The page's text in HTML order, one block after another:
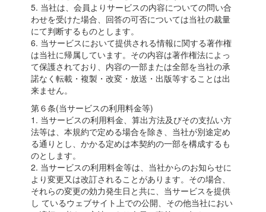
5. 当社は、会員よりサービスの内容についての問い合
わせを受けた場合、回答の可否については当社の裁量
にて判断するものとします。
6. 当サービスにおいて提供される情報に関する著作権
は当社に帰属しています。その内容は著作権法によっ
て保護されており、内容の一部または全部を当社の承
諾なく転載・複製・改変・放送・出版等することは出
来ません。
第６条(当サービスの利用料金等)
1. 当サービスの利用料金、算出方法及びその支払い方
法等は、本規約で定める場合を除き、当社が別途定め
る通りとし、かかる定めは本契約の一部を構成するも
のとします。
2. 当サービスの利用料金等は、当社からのお知らせに
より変更又は改訂されることがあります。その場合、
それらの変更の効力発生日と共に、当サービスを提供
し ているウェブサイト上での公開、その他当社におい